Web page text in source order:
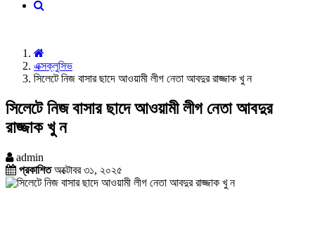
এক্সক্লুসিভ
সিলেটে নিজ বাসার ছাদে আওয়ামী লীগ নেতা আবদুর রাজ্জাক খু ন
সিলেটে নিজ বাসার ছাদে আওয়ামী লীগ নেতা আবদুর
রাজ্জাক খু ন
admin
প্রকাশিতঅক্টোবর ৩১, ২০২৫